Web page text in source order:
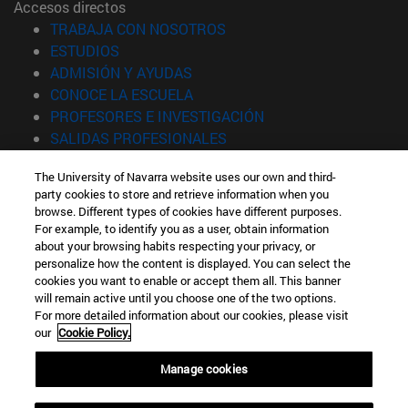
TECNUN
Curso Cero de Tecnun
27/08/2026
31/08/2026
Campus de Ibaeta
Accesos directos
TRABAJA CON NOSOTROS
ESTUDIOS
ADMISIÓN Y AYUDAS
CONOCE LA ESCUELA(abre en nueva ventana)
PROFESORES E INVESTIGACIÓN
SALIDAS PROFESIONALES
Información
TFNO +34 943 21 98 77
¿QUÉ GRADO TE INTERESA?
¿QUÉ MÁSTER TE INTERESA?
© Universidad de Navarra
Información legal
Accesibilidad
Configuración de cookies
Localizador de campus
The University of Navarra website uses our own and third-
party cookies to store and retrieve information when you
browse. Different types of cookies have different purposes.
For example, to identify you as a user, obtain information
about your browsing habits respecting your privacy, or
personalize how the content is displayed. You can select the
cookies you want to enable or accept them all. This banner
will remain active until you choose one of the two options.
For more detailed information about our cookies, please visit
our Cookie Policy.
Manage cookies